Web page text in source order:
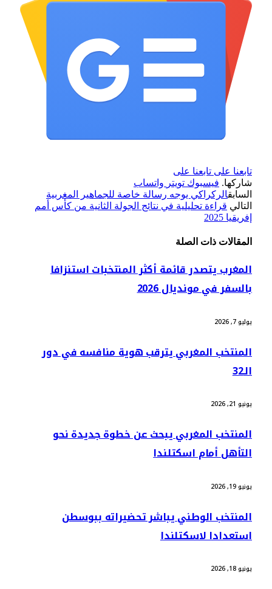
تابعنا على تابعنا على
شاركها. فيسبوك تويتر واتساب
السابقالركراكي يوجه رسالة خاصة للجماهير المغربية
التالي قراءة تحليلية في نتائج الجولة الثانية من كأس أمم
إفريقيا 2025
المقالات ذات الصلة
المغرب يتصدر قائمة أكثر المنتخبات استنزافا
بالسفر في مونديال 2026
يوليو 7, 2026
المنتخب المغربي يترقب هوية منافسه في دور
الـ32
يونيو 21, 2026
المنتخب المغربي يبحث عن خطوة جديدة نحو
التأهل أمام اسكتلندا
يونيو 19, 2026
المنتخب الوطني يباشر تحضيراته ببوسطن
استعدادا لاسكتلندا
يونيو 18, 2026